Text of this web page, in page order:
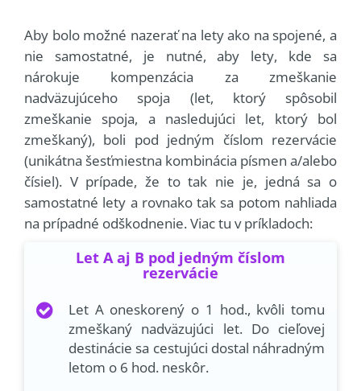
Aby bolo možné nazerať na lety ako na spojené, a
nie samostatné, je nutné, aby lety, kde sa
nárokuje kompenzácia za zmeškanie
nadväzujúceho spoja (let, ktorý spôsobil
zmeškanie spoja, a nasledujúci let, ktorý bol
zmeškaný), boli pod jedným číslom rezervácie
(unikátna šesťmiestna kombinácia písmen a/alebo
čísiel). V prípade, že to tak nie je, jedná sa o
samostatné lety a rovnako tak sa potom nahliada
na prípadné odškodnenie. Viac tu v príkladoch:
Let A aj B pod jedným číslom
rezervácie
Let A oneskorený o 1 hod., kvôli tomu
zmeškaný nadväzujúci let. Do cieľovej
destinácie sa cestujúci dostal náhradným
letom o 6 hod. neskôr.